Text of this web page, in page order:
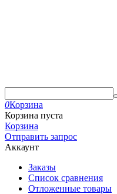
0Корзина
Корзина пуста
Корзина
Отправить запрос
Аккаунт
Заказы
Список сравнения
Отложенные товары